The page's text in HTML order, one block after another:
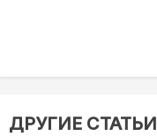
ДРУГИЕ СТАТЬИ